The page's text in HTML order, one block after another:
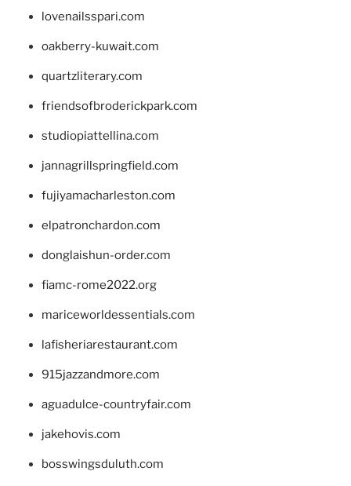
lovenailsspari.com
oakberry-kuwait.com
quartzliterary.com
friendsofbroderickpark.com
studiopiattellina.com
jannagrillspringfield.com
fujiyamacharleston.com
elpatronchardon.com
donglaishun-order.com
fiamc-rome2022.org
mariceworldessentials.com
lafisheriarestaurant.com
915jazzandmore.com
aguadulce-countryfair.com
jakehovis.com
bosswingsduluth.com